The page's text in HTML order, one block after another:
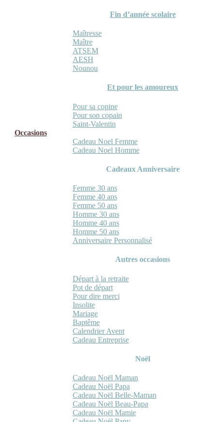
Fin d’année scolaire
Maîtresse
Maître
ATSEM
AESH
Nounou
Et pour les amoureux
Pour sa copine
Pour son copain
Saint-Valentin
Occasions
Cadeau Noel Femme
Cadeau Noel Homme
Cadeaux Anniversaire
Femme 30 ans
Femme 40 ans
Femme 50 ans
Homme 30 ans
Homme 40 ans
Homme 50 ans
Anniversaire Personnalisé
Autres occasions
Départ à la retraite
Pot de départ
Pour dire merci
Insolite
Mariage
Baptême
Calendrier Avent
Cadeau Entreprise
Noël
Cadeau Noël Maman
Cadeau Noël Papa
Cadeau Noël Belle-Maman
Cadeau Noël Beau-Papa
Cadeau Noël Mamie